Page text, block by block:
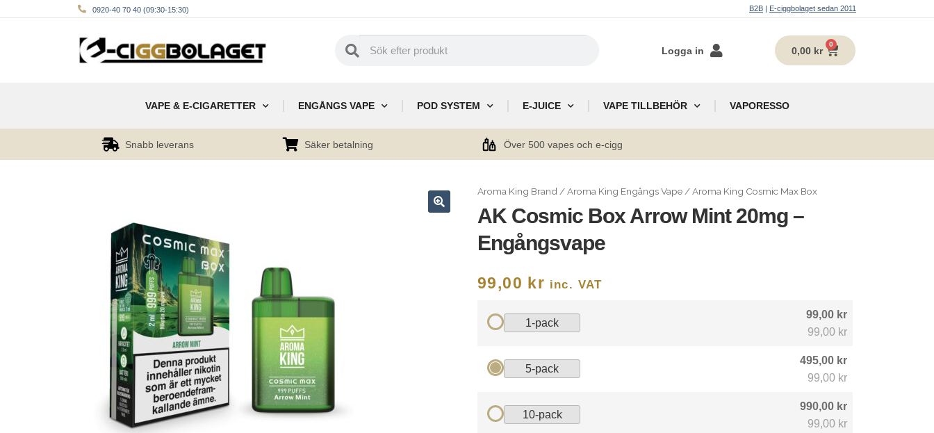
0920-40 70 40 (09:30-15:30) B2B | E-ciggbolaget sedan 2011
Logga in 0,00 kr
0
VAPE & E-CIGARETTER ENGÅNGS VAPE POD SYSTEM E-JUICE VAPE TILLBEHÖR VAPORESSO
Snabb leverans Säker betalning Över 500 vapes och e-cigg
Aroma King Brand/Aroma King Engångs Vape/Aroma King Cosmic Max Box
AK Cosmic Box Arrow Mint 20mg –
Engångsvape
99,00 kr inc. VAT
1-pack
99,00 kr
99,00 kr
5-pack
495,00 kr
99,00 kr
10-pack
990,00 kr
99,00 kr